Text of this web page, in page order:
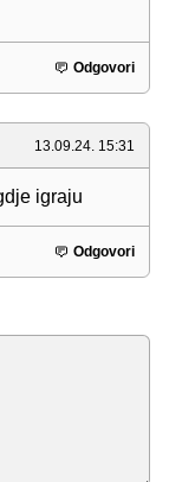
Odgovori
13.09.24. 15:31
igraju
Odgovori